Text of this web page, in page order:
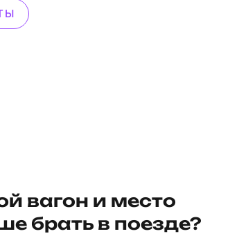
вагон и мес­то
брать в поезде?